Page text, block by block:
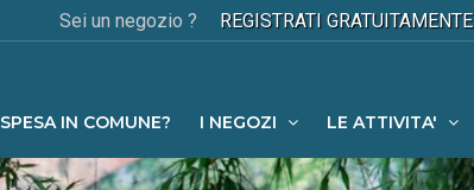
Sei un negozio ? REGISTRATI GRATUITAMENTE
SPESA IN COMUNE? I NEGOZI LE ATTIVITA'